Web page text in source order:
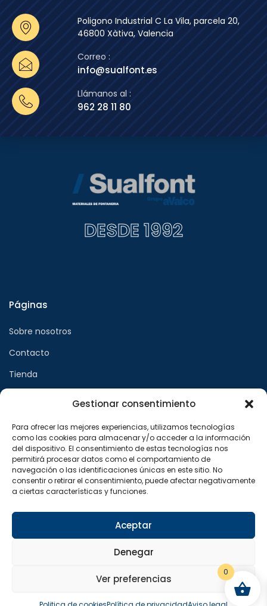
Gestionar consentimiento
Para ofrecer las mejores experiencias, utilizamos tecnologías
como las cookies para almacenar y/o acceder a la información
del dispositivo. El consentimiento de estas tecnologías nos
permitirá procesar datos como el comportamiento de
navegación o las identificaciones únicas en este sitio. No
consentir o retirar el consentimiento, puede afectar negativamente
a ciertas características y funciones.
Aceptar
Denegar
Ver preferencias
Poligono Industrial C La Vila, parcela 20,
46800 Xàtiva, Valencia
Correo :
info@sualfont.es
Llámanos al :
962 28 11 80
DESDE 1992
Páginas
Sobre nosotros
Contacto
Tienda
Aviso legal
Política de privacidad
Política de cookies
Síguenos en
F X
r
I
m
Copyright © 2024 Sualfont S.L. Todos los derechos
reservados.
0